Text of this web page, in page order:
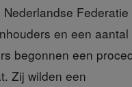
Federatie
en een aantal
begonnen een
Zij wilden een